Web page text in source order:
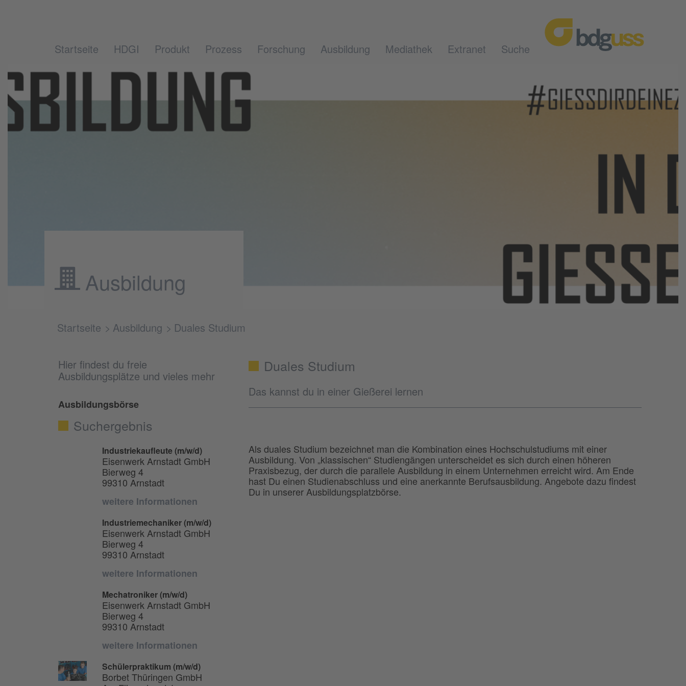
Startseite HDGI Produkt Prozess Forschung Ausbildung Mediathek Extranet Suche
Ausbildung
Startseite Ausbildung Duales Studium
Hier findest du freie
Ausbildungsplätze und vieles mehr
Ausbildungsbörse
Suchergebnis
Industriekaufleute (m/w/d)
Eisenwerk Arnstadt GmbH
Bierweg 4
99310 Arnstadt
weitere Informationen
Industriemechaniker (m/w/d)
Eisenwerk Arnstadt GmbH
Bierweg 4
99310 Arnstadt
weitere Informationen
Mechatroniker (m/w/d)
Eisenwerk Arnstadt GmbH
Bierweg 4
99310 Arnstadt
weitere Informationen
Schülerpraktikum (m/w/d)
Borbet Thüringen GmbH
Duales Studium
Das kannst du in einer Gießerei lernen
Als duales Studium bezeichnet man die Kombination eines Hochschulstudiums mit einer
Ausbildung. Von „klassischen“ Studiengängen unterscheidet es sich durch einen höheren
Praxisbezug, der durch die parallele Ausbildung in einem Unternehmen erreicht wird. Am Ende
hast Du einen Studienabschluss und eine anerkannte Berufsausbildung. Angebote dazu findest
Du in unserer Ausbildungsplatzbörse.